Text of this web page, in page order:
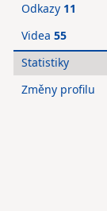
Odkazy 11
Videa 55
Statistiky
Změny profilu